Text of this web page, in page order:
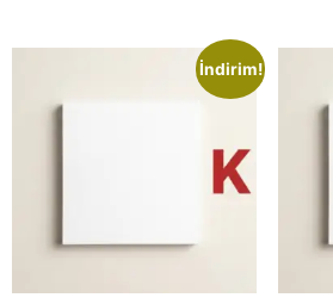
İndirim!